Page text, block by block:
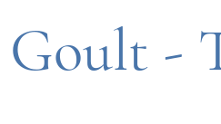
Goult -